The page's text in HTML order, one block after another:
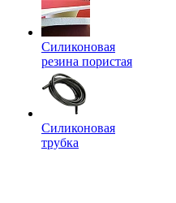
Силиконовая
резина пористая
Силиконовая
трубка